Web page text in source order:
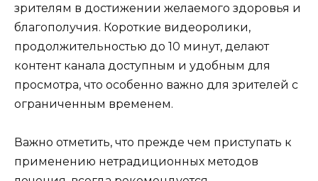
зрителям в достижении желаемого здоровья и
благополучия. Короткие видеоролики,
продолжительностью до 10 минут, делают
контент канала доступным и удобным для
просмотра, что особенно важно для зрителей с
ограниченным временем.
Важно отметить, что прежде чем приступать к
применению нетрадиционных методов